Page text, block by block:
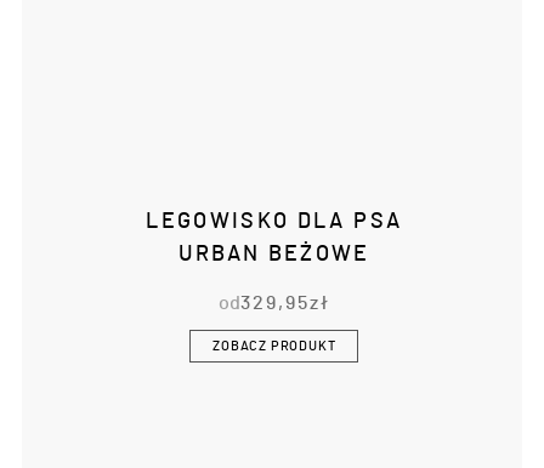
LEGOWISKO DLA PSA
URBAN BEŻOWE
od329,95zł
ZOBACZ PRODUKT